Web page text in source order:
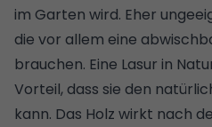
im Garten wird. Eher
die vor allem eine
brauchen. Eine Lasur in
Vorteil, dass sie den
kann. Das Holz wirkt nach